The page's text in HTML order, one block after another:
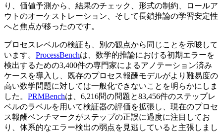
り、価値予測から、結果のチェック、形式の制約、ロールア
ウトのオーケストレーション、そして長鎖推論の学習安定性
へと焦点が移ったのです。
プロセスレベルの検証も、別の観点から同じことを示唆して
います。 ProcessBenchは、数学的推論における初期エラーを
検出するための3,400件の専門家によるアノテーション済み
ケースを導入し、既存のプロセス報酬モデルがより難易度の
高い数学問題に対しては一般化できないことを明らかにしま
した。 PRMBenchは、6,216問の問題と83,456件のステップレ
ベルのラベルを用いて検証器の評価を拡張し、現在のプロセ
ス報酬ベンチマークがステップの正誤に過度に注目してお
り、体系的なエラー検出の弱点を見逃していると主張しまし